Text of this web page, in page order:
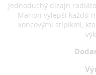
Jednoduchý dizajn
Marion vylepší každú
koncovými stĺpikmi,